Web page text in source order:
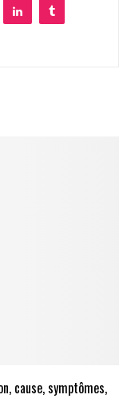
cause, symptômes,